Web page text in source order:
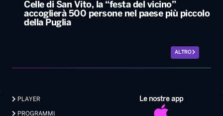
Celle di San Vito, la “festa del vicino”
accoglierà 500 persone nel paese più piccolo
della Puglia
ALTRO
Le nostre app
PLAYER
PROGRAMMI